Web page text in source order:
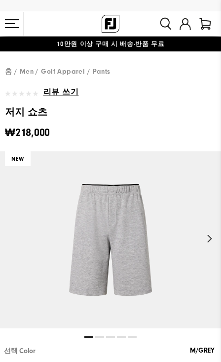
10만원 이상 구매 시 배송·반품 무료
홈 Men Golf Apparel Pants
리뷰 쓰기
저지 쇼츠
₩218,000
NEW
선택 Color M/GREY